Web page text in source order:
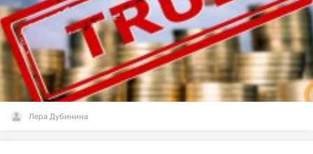
Лера Дубинина